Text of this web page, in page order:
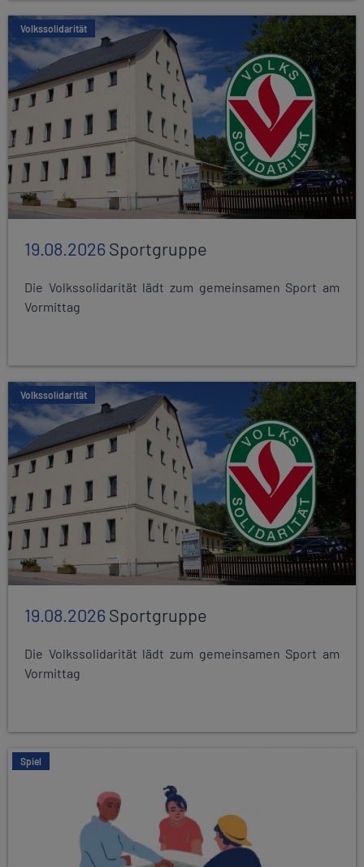
Volkssolidarität
19.08.2026Sportgruppe
Die Volkssolidarität lädt zum gemeinsamen Sport am
Vormittag
Volkssolidarität
19.08.2026Sportgruppe
Die Volkssolidarität lädt zum gemeinsamen Sport am
Vormittag
Spiel